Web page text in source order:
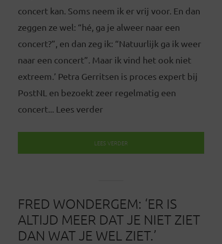
concert kan. Soms neem ik er vrij voor. En dan
zeggen ze wel: “hé, ga je alweer naar een
concert?”, en dan zeg ik: “Natuurlijk ga ik weer
naar een concert”. Maar ik vind het ook niet
extreem.’ Petra Gerritsen is proces expert bij
PostNL en bezoekt zeer regelmatig een
concert... Lees verder
LEES VERDER
FRED WONDERGEM: ‘ER IS
ALTIJD MEER DAT JE NIET ZIET
DAN WAT JE WEL ZIET.’